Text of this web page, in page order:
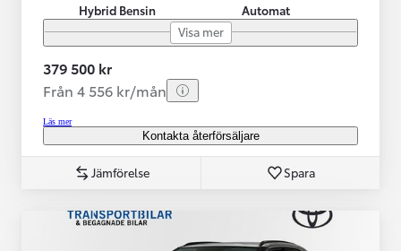
Hybrid Bensin
Automat
Visa mer
379 500 kr
Från 4 556 kr/mån
Läs mer
Kontakta återförsäljare
Jämförelse Spara